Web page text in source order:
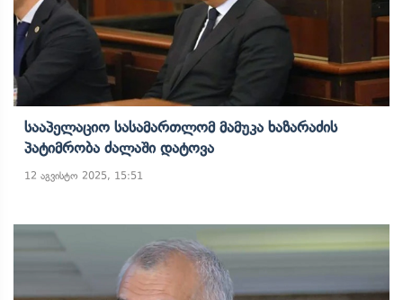
Სააპელაციო Სასამართლომ Მამუკა Ხაზარაძის
Პატიმრობა Ძალაში Დატოვა
12 აგვისტო 2025, 15:51